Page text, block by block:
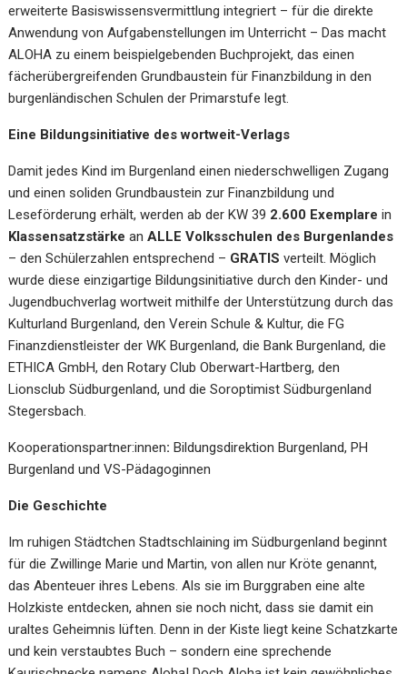
erweiterte Basiswissensvermittlung integriert – für die direkte
Anwendung von Aufgabenstellungen im Unterricht – Das macht
ALOHA zu einem beispielgebenden Buchprojekt, das einen
fächerübergreifenden Grundbaustein für Finanzbildung in den
burgenländischen Schulen der Primarstufe legt.
Eine Bildungsinitiative des wortweit-Verlags
Damit jedes Kind im Burgenland einen niederschwelligen Zugang
und einen soliden Grundbaustein zur Finanzbildung und
Leseförderung erhält, werden ab der KW 39 2.600 Exemplarein
Klassensatzstärkean ALLE Volksschulen des Burgenlandes
– den Schülerzahlen entsprechend – GRATIS verteilt. Möglich
wurde diese einzigartige Bildungsinitiative durch den Kinder- und
Jugendbuchverlag wortweit mithilfe der Unterstützung durch das
Kulturland Burgenland, den Verein Schule & Kultur, die FG
Finanzdienstleister der WK Burgenland, die Bank Burgenland, die
ETHICA GmbH, den Rotary Club Oberwart-Hartberg, den
Lionsclub Südburgenland, und die Soroptimist Südburgenland
Stegersbach.
Kooperationspartner:innen:Bildungsdirektion Burgenland, PH
Burgenland und VS-Pädagoginnen
Die Geschichte
Im ruhigen Städtchen Stadtschlaining im Südburgenland beginnt
für die Zwillinge Marie und Martin, von allen nur Kröte genannt,
das Abenteuer ihres Lebens. Als sie im Burggraben eine alte
Holzkiste entdecken, ahnen sie noch nicht, dass sie damit ein
uraltes Geheimnis lüften. Denn in der Kiste liegt keine Schatzkarte
und kein verstaubtes Buch – sondern eine sprechende